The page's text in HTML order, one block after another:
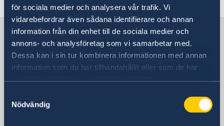
för sociala medier och analysera vår trafik. Vi
vidarebefordrar även sådana identifierare och annan
information från din enhet till de sociala medier och
annons- och analysföretag som vi samarbetar med.
Dessa kan i sin tur kombinera informationen med annan
information som du har tillhandahållit eller som de har
samlat in när du har använt deras tjänster.
Nödvändig
Naturförhållanden och katastrofer
In- och utresebestämmelser
Hälso- och sjukvård
Lokala lagar och sedvänjor
Kriminalitet och personlig säkerhet
Trafiksäkerhet
Försäkringsskydd
Övriga upplysningar
Sverige i Nauru
Sveriges ambassad
Stilla havet, Stockholm